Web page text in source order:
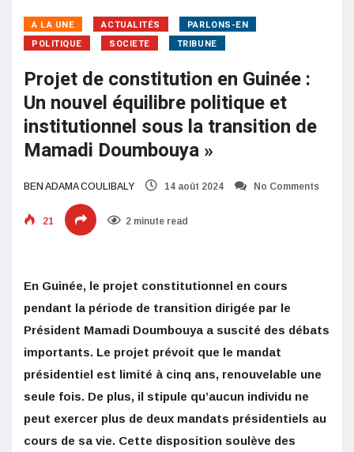
A LA UNE ACTUALITÉS
PARLONS-EN
POLITIQUE
SOCIETE TRIBUNE
Projet de constitution en Guinée :
Un nouvel équilibre politique et
institutionnel sous la transition de
Mamadi Doumbouya »
BEN ADAMA COULIBALY 14 août 2024 No Comments
21 2 minute read
En Guinée, le projet constitutionnel en cours
pendant la période de transition dirigée par le
Président Mamadi Doumbouya a suscité des débats
importants. Le projet prévoit que le mandat
présidentiel est limité à cinq ans, renouvelable une
seule fois. De plus, il stipule qu’aucun individu ne
peut exercer plus de deux mandats présidentiels au
cours de sa vie. Cette disposition soulève des